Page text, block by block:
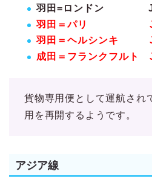
羽田=ロンドン
羽田＝パリ
羽田＝ヘルシンキ
成田＝フランクフル
貨物専用便として運航され
用を再開するようです。
アジア線